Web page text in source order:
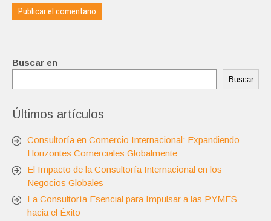
Buscar en
Buscar
Últimos artículos
Consultoría en Comercio Internacional: Expandiendo
Horizontes Comerciales Globalmente
El Impacto de la Consultoría Internacional en los
Negocios Globales
La Consultoría Esencial para Impulsar a las PYMES
hacia el Éxito